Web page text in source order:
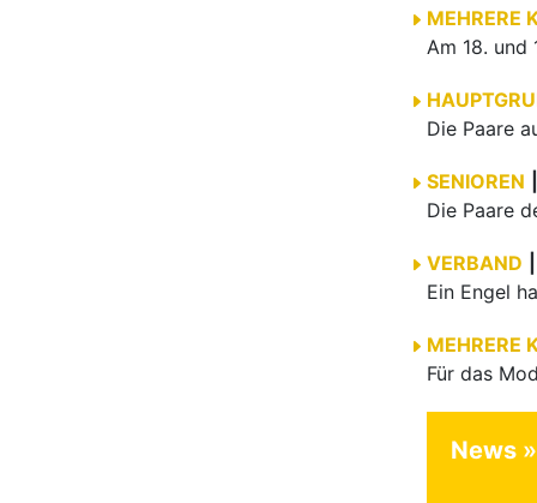
MEHRERE
SENIOREN
VERBAND
MEHRERE
News